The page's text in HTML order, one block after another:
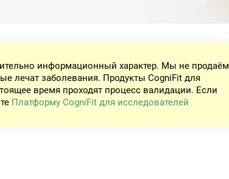
информационный характер. Мы не продаём
лечат заболевания. Продукты CogniFit для
время проходят процесс валидации. Если
Платформу CogniFit для исследователей